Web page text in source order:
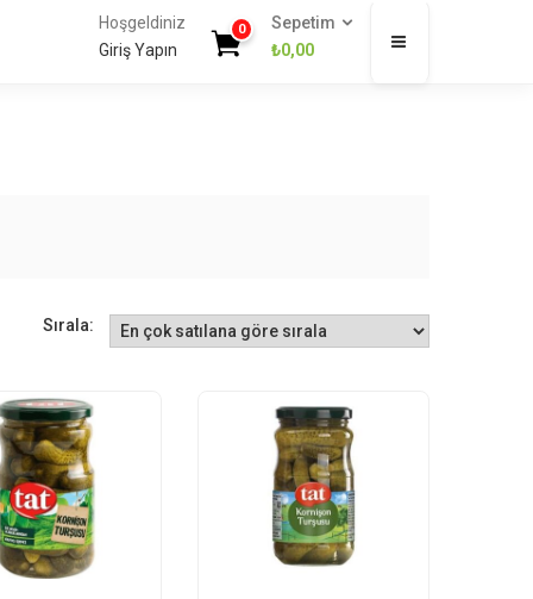
Hoşgeldiniz
Giriş Yapın
0
Sepetim
₺0,00
Sırala: